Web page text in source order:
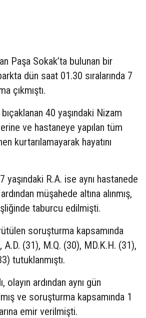
Paşa Sokak’ta bulunan bir
dün saat 01.30 sıralarında 7
çıkmıştı.
bıçaklanan 40 yaşındaki Nizam
ve hastaneye yapılan tüm
kurtarılamayarak hayatını
yaşındaki R.A. ise aynı hastanede
müşahede altına alınmış,
taburcu edilmişti.
soruşturma kapsamında
A.D. (31), M.Q. (30), MD.K.H. (31),
tutuklanmıştı.
ardından aynı gün
ve soruşturma kapsamında 1
emir verilmişti.